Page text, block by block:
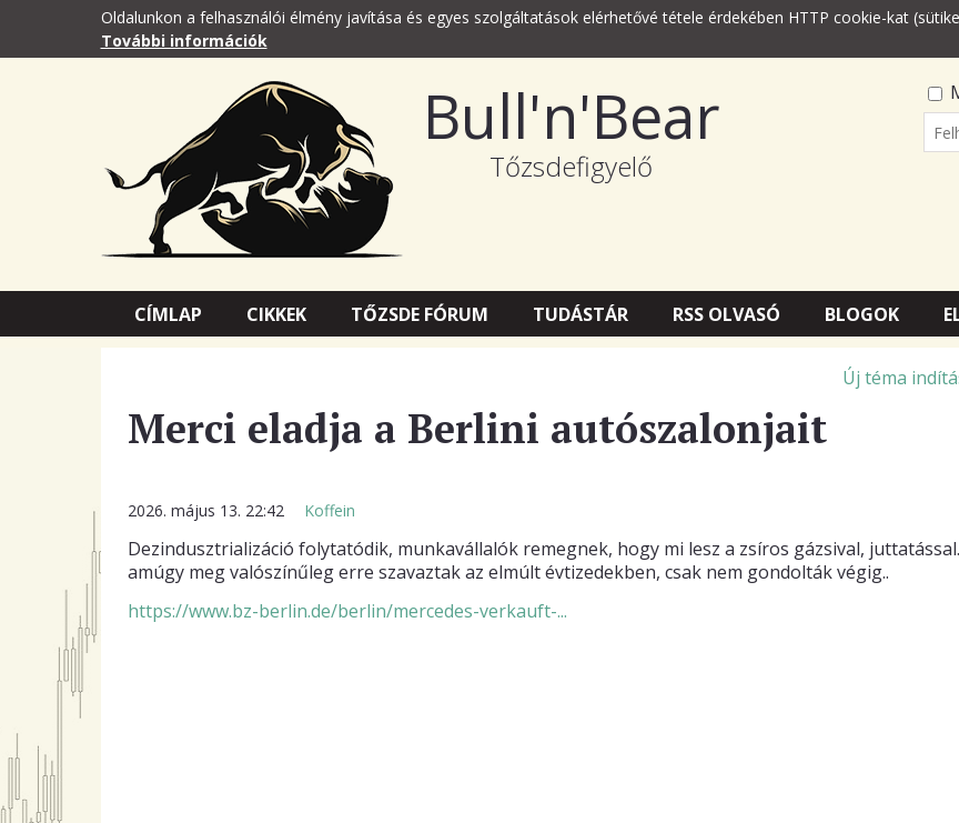
Oldalunkon a felhasználói élmény javítása és egyes szolgáltatások elérhetővé tétele érdekében HTTP cookie-kat
További információk
Bull'n'Bear
Tőzsdefigyelő
CÍMLAP CIKKEK TŐZSDE FÓRUM TUDÁSTÁR RSS OLVASÓ BLOGOK
Új téma
Merci eladja a Berlini autószalonjait
2026. május 13. 22:42 Koffein
Dezindusztrializáció folytatódik, munkavállalók remegnek, hogy mi lesz a zsíros gázsival,
amúgy meg valószínűleg erre szavaztak az elmúlt évtizedekben, csak nem gondolták végig..
https://www.bz-berlin.de/berlin/mercedes-verkauft-...